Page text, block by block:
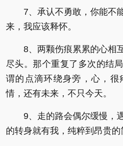
7、承认不勇敢，你能不
来，我应该释怀。
8、两颗伤痕累累的心相
尽头。那个重复了多次的结
谓的点滴环绕身旁，心，
情，还有未来，不只今天。
9、走的路会偶尔缓慢，
的转身就有我，纯粹到昂贵的